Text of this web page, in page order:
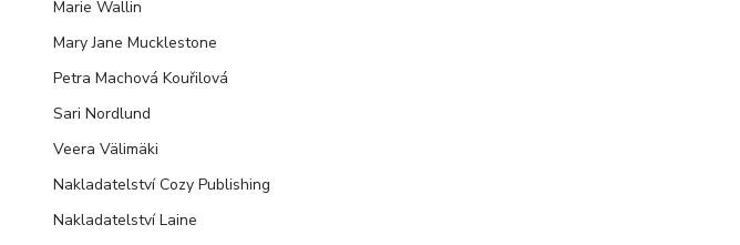
Marie Wallin
Mary Jane Mucklestone
Petra Machová Kouřilová
Sari Nordlund
Veera Välimäki
Nakladatelství Cozy Publishing
Nakladatelství Laine